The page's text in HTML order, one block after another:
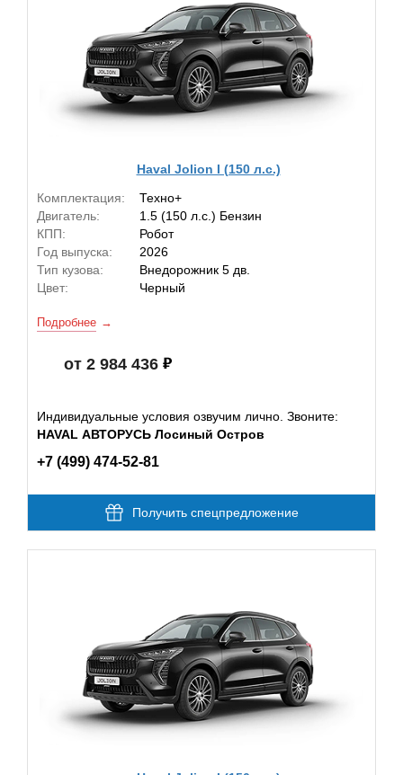
Haval Jolion I (150 л.с.)
Комплектация:
Техно+
Двигатель:
1.5 (150 л.с.) Бензин
КПП:
Робот
Год выпуска:
2026
Тип кузова:
Внедорожник 5 дв.
Цвет:
Черный
Подробнее
от 2 984 436
Индивидуальные условия озвучим лично. Звоните:
HAVAL АВТОРУСЬ Лосиный Остров
+7 (499) 474-52-81
Получить спецпредложение